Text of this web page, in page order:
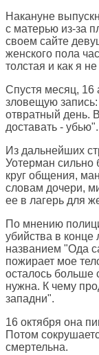
Накануне
с матерью из-за
своем сайте
женского пола
толстая и как я
Спустя месяц, 16
зловещую
отвратный день.
доставать - убью".
Из дальнейших
Уотерман сильно
круг общения,
словам дочери,
ее в лагерь для
По мнению
убийства в конце
названием "Ода
пожирает мое
осталось больше
нужна. К чему
западни".
16 октября она
Потом
смертельна.